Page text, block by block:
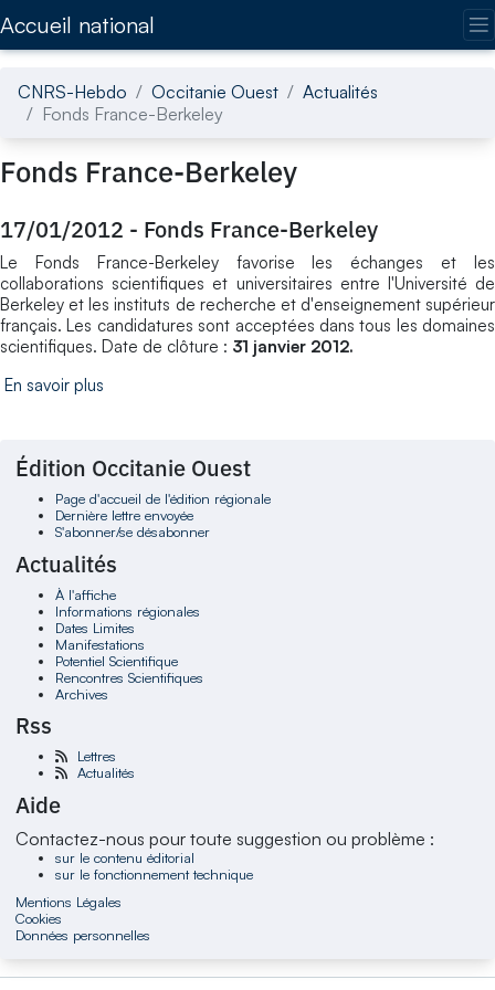
Accueil national
CNRS-Hebdo Occitanie Ouest
Actualités
Fonds France-Berkeley
Fonds France-Berkeley
17/01/2012 - Fonds France-Berkeley
Le Fonds France-Berkeley favorise les échanges et les
collaborations scientifiques et universitaires entre l'Université de
Berkeley et les instituts de recherche et d'enseignement supérieur
français. Les candidatures sont acceptées dans tous les domaines
scientifiques. Date de clôture : 31 janvier 2012.
En savoir plus
Édition Occitanie Ouest
Page d'accueil de l'édition régionale
Dernière lettre envoyée
S'abonner/se désabonner
Actualités
À l'affiche
Informations régionales
Dates Limites
Manifestations
Potentiel Scientifique
Rencontres Scientifiques
Archives
Rss
Lettres
Actualités
Aide
Contactez-nous pour toute suggestion ou problème :
sur le contenu éditorial
sur le fonctionnement technique
Mentions Légales
Cookies
Données personnelles